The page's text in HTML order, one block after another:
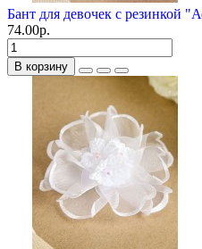
Бант для девочек с резинкой
74.00р.
В корзину